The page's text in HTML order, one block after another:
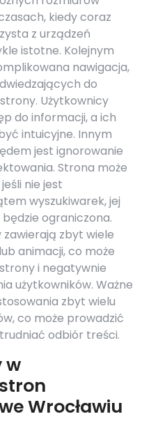
kiedy coraz
z urządzeń
istotne. Kolejnym
nawigacja,
do
Użytkownicy
do informacji, a ich
intuicyjne. Innym
jest ignorowanie
Strona może
nie jest
wyszukiwarek, jej
ograniczona.
zbyt wiele
animacji, co może
i negatywnie
użytkowników. Ważne
zbyt wielu
co może prowadzić
odbiór treści.
w
Wrocławiu